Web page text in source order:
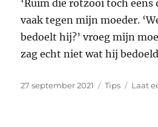
‘Ruim die rotzooi toch eens
vaak tegen mijn moeder.
bedoelt hij?’ vroeg mijn
zag echt niet wat hij
Geplaatst
27 september 2021 Categorieën
Tips Laat